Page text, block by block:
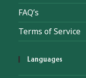
FAQ’s
Terms of Service
Languages